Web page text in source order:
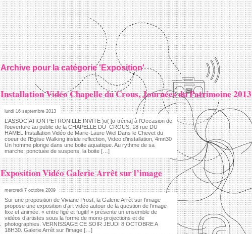
Archive pour la catégorie 'Exposition'
Installation Vidéo Chapelle du Crous, Journées du Patrimoine 2013
lundi 16 septembre 2013
L’ASSOCIATION PETRONILLE INVITE )ö( [o-tréma] à l’Occasion de
l’ouverture au public de la CHAPELLE DU CROUS, 18 rue DU
HAMEL Installation Vidéo de Marie-Laure Wiel Dans le Chevet du
coeur de l’Eglise Walking inside reflection, Video d’installation, 4mn30
Un homme plonge dans une boite aquatique. Au rythme de sa
marche, ponctuée de suspens, la boite […]
Exposition Vidéo Galerie Arrêt sur l’image
mercredi 7 octobre 2009
Sur une proposition de Viviane Prost, la Galerie Arrêt sur l’image
propose une exposition d’art vidéo autour de la question de l’image
fixe et animée. « entre figé et fugitif » présente un ensemble de
vidéos d’artistes sous la forme de mono-projections et de
photographies. VERNISSAGE CE SOIR JEUDI 8 OCTOBRE A
18H30. Galerie Arrêt sur l’image […]